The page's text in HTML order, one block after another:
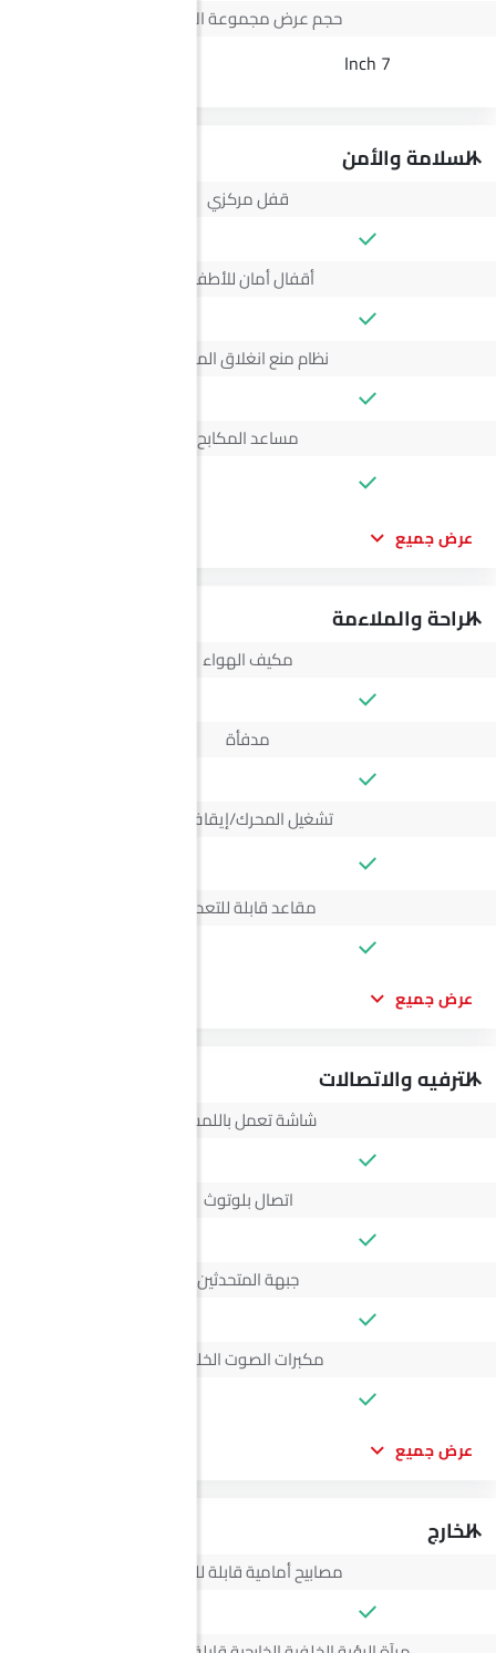
حجم عرض مجموعة الأجهزة
7 Inch
السلامة والأمن
قفل مركزي
أقفال أمان للأطفال
نظام منع انغلاق المكابح
مساعد المكابح
عرض جميع
الراحة والملاءمة
مكيف الهواء
مدفأة
تشغيل المحرك/إيقاف الزر
مقاعد قابلة للتعديل
عرض جميع
الترفيه والاتصالات
شاشة تعمل باللمس
اتصال بلوتوث
جبهة المتحدثين
مكبرات الصوت الخلفية
عرض جميع
الخارج
مصابيح أمامية قابلة للتعديل